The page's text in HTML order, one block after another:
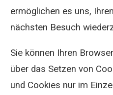
ermöglichen es uns,
nächsten Besuch
Sie können Ihren
über das Setzen von
und Cookies nur im